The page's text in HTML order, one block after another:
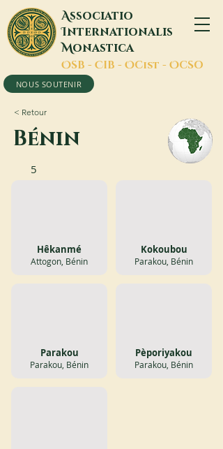
Associatio
Internationalis
Monastica
OSB - CIB - OCist - OCSO
NOUS SOUTENIR
< Retour
Bénin
5
Hêkanmé
Attogon, Bénin
Parakou
Parakou, Bénin
Kokoubou
Parakou, Bénin
Pèporiyakou
Parakou, Bénin